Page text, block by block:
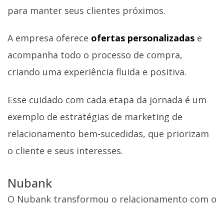
para manter seus clientes próximos.
A empresa oferece ofertas personalizadas e
acompanha todo o processo de compra,
criando uma experiência fluida e positiva.
Esse cuidado com cada etapa da jornada é um
exemplo de estratégias de marketing de
relacionamento bem-sucedidas, que priorizam
o cliente e seus interesses.
Nubank
O Nubank transformou o relacionamento com o